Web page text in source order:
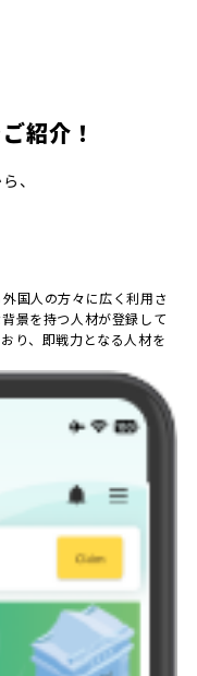
紹介！
、
国人の方々に広く利用さ
景を持つ人材が登録して
り、即戦力となる人材を